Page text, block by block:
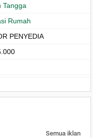
Tangga
Rumah
PENYEDIA
Semua iklan